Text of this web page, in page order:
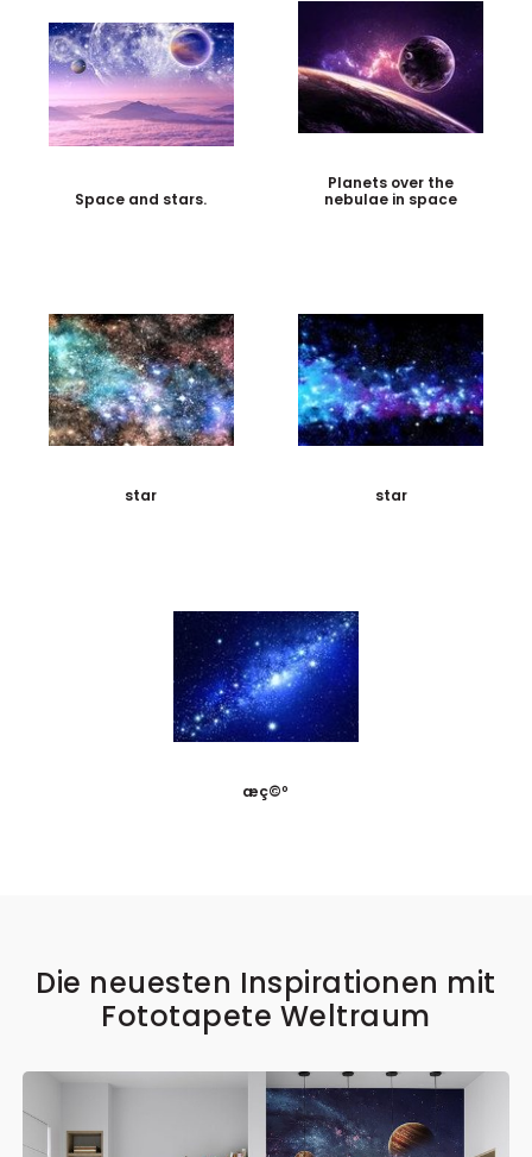
Space and stars.
Planets over the
nebulae in space
star star
æç©º
Die neuesten Inspirationen mit
Fototapete Weltraum